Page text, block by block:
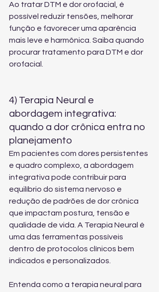
Ao tratar DTM e dor orofacial, é
possível reduzir tensões, melhorar
função e favorecer uma aparência
mais leve e harmônica. Saiba quando
procurar tratamento para DTM e dor
orofacial
4) Terapia Neural e
abordagem integrativa:
quando a dor crônica entra no
planejamento
Em pacientes com dores persistentes
e quadro complexo, a abordagem
integrativa pode contribuir para
equilíbrio do sistema nervoso e
redução de padrões de dor crônica
que impactam postura, tensão e
qualidade de vida. A Terapia Neural é
uma das ferramentas possíveis
dentro de protocolos clínicos bem
indicados e personalizados.
Entenda como a terapia neural para